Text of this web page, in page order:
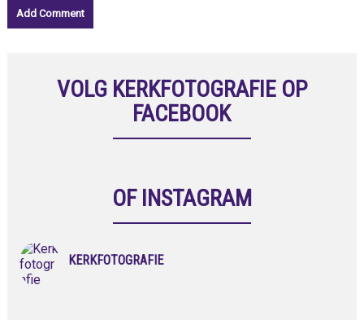
VOLG KERKFOTOGRAFIE OP
FACEBOOK
OF INSTAGRAM
KERKFOTOGRAFIE